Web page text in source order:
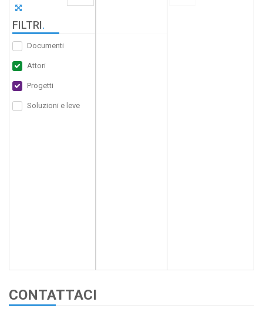
FILTRI.
Documenti
Attori
Progetti
Soluzioni e leve
CONTATTACI